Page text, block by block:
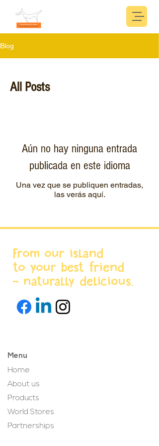
Blog
All Posts
Aún no hay ninguna entrada
publicada en este idioma
Una vez que se publiquen entradas,
las verás aquí.
From our island
to your best friend
- naturally delicious.
Menu
Home
About us
Products
World Stores
Partnerships